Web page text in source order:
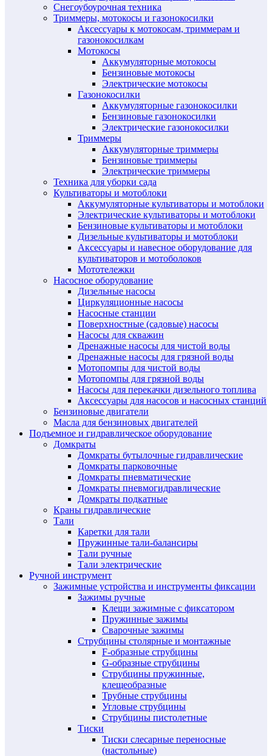
Снегоубоурочная техника
Триммеры, мотокосы и газонокосилки
Аксессуары к мотокосам, триммерам и
газонокосилкам
Мотокосы
Аккумуляторные мотокосы
Бензиновые мотокосы
Электрические мотокосы
Газонокосилки
Аккумуляторные газонокосилки
Бензиновые газонокосилки
Электрические газонокосилки
Триммеры
Аккумуляторные триммеры
Бензиновые триммеры
Электрические триммеры
Техника для уборки сада
Культиваторы и мотоблоки
Аккумуляторные культиваторы и мотоблоки
Электрические культиваторы и мотоблоки
Бензиновые культиваторы и мотоблоки
Дизельные культиваторы и мотоблоки
Аксессуары и навесное оборудование для
культиваторов и мотоболоков
Мототележки
Насосное оборудование
Дизельные насосы
Циркуляционные насосы
Насосные станции
Поверхностные (садовые) насосы
Насосы для скважин
Дренажные насосы для чистой воды
Дренажные насосы для грязной воды
Мотопомпы для чистой воды
Мотопомпы для грязной воды
Насосы для перекачки дизельного топлива
Аксессуары для насосов и насосных станций
Бензиновые двигатели
Масла для бензиновых двигателей
Подъемное и гидравлическое оборудование
Домкраты
Домкраты бутылочные гидравлические
Домкраты парковочные
Домкраты пневматические
Домкраты пневмогидравлические
Домкраты подкатные
Краны гидравлические
Тали
Каретки для тали
Пружинные тали-балансиры
Тали ручные
Тали электрические
Ручной инструмент
Зажимные устройства и инструменты фиксации
Зажимы ручные
Клещи зажимные с фиксатором
Пружинные зажимы
Сварочные зажимы
Струбцины столярные и монтажные
F-образные струбцины
G-образные струбцины
Струбцины пружинные,
клещеобразные
Трубные струбцины
Угловые струбцины
Струбцины пистолетные
Тиски
Тиски слесарные переносные
(настольные)